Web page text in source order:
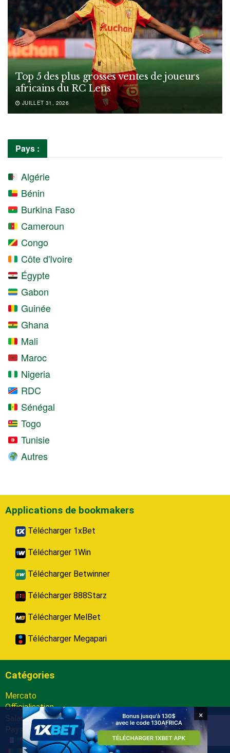
Top 5 des plus grosses ventes de joueurs
africains du RC Lens
JUILLET 31, 2026
Pays :
Algérie
Bénin
Burkina Faso
Cameroun
Congo
Côte d'Ivoire
Égypte
Gabon
Guinée
Ghana
Mali
Maroc
Nigeria
RDC
Sénégal
Togo
Tunisie
Autres
Applications de bookmakers
Télécharger 1xBet
Télécharger 1Win
Télécharger Betwinner
Télécharger 888Starz
Télécharger MelBet
Télécharger Megapari
Catégories
Mercato
Officialisation
Salaires
Pays :
×